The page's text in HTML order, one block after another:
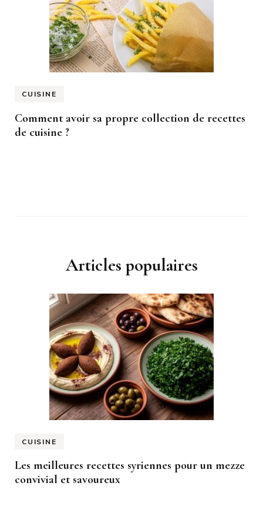
CUISINE
Comment avoir sa propre collection de recettes
de cuisine ?
Articles populaires
CUISINE
Les meilleures recettes syriennes pour un mezze
convivial et savoureux